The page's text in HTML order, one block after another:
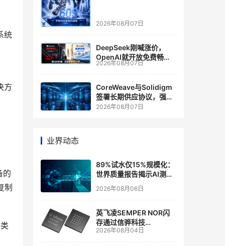
统
方
的
制
2026年08月07日
DeepSeek刚喊涨价，
OpenAI就开放免费畅
聊？大模型定价的平行宇
2026年08月07日
CoreWeave与Solidigm
签署长期供应协议，强化
一体化人工智能云平台
2026年08月07日
业界动态
89%试水仅15%规模化：
世界质量报告揭示AI测
试"落地鸿沟"
2026年08月06日
英飞凌SEMPER NOR闪
存通过信骅科技
AST2700 BMC认证，全
2026年08月04日